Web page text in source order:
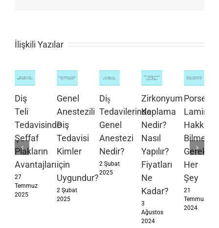
İlişkili Yazılar
Diş
Teli
Tedavisinde
Şeffaf
Plakların
Avantajları
27
Temmuz
2025
Genel
Anestezili
Diş
Tedavisi
Kimler
için
Uygundur?
2 Şubat
2025
Diş
Tedavilerinde
Genel
Anestezi
Nedir?
2 Şubat
2025
Zirkonyum
Kaplama
Nedir?
Nasıl
Yapılır?
Fiyatları
Ne
Kadar?
3
Ağustos
2024
Porselen
Lamina
Bilmeniz
Gereken
Her
Şey
21
Temmuz
2024